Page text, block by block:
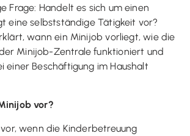
Frage: Handelt es sich um einen
eine selbstständige Tätigkeit vor?
wann ein Minijob vorliegt, wie die
Minijob-Zentrale funktioniert und
einer Beschäftigung im Haushalt
vor?
wenn die Kinderbetreuung